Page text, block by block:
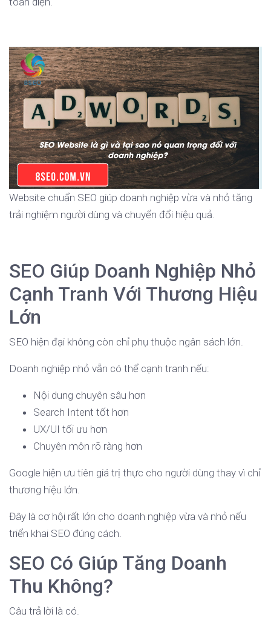
Website chuẩn SEO giúp doanh nghiệp vừa và nhỏ tăng
trải nghiệm người dùng và chuyển đổi hiệu quả.
SEO Giúp Doanh Nghiệp Nhỏ
Cạnh Tranh Với Thương Hiệu
Lớn
SEO hiện đại không còn chỉ phụ thuộc ngân sách lớn.
Doanh nghiệp nhỏ vẫn có thể cạnh tranh nếu:
Nội dung chuyên sâu hơn
Search Intent tốt hơn
UX/UI tối ưu hơn
Chuyên môn rõ ràng hơn
Google hiện ưu tiên giá trị thực cho người dùng thay vì chỉ
thương hiệu lớn.
Đây là cơ hội rất lớn cho doanh nghiệp vừa và nhỏ nếu
triển khai SEO đúng cách.
SEO Có Giúp Tăng Doanh
Thu Không?
Câu trả lời là có.